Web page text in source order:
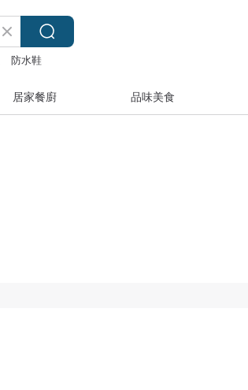
防水鞋
居家餐廚 品味美食